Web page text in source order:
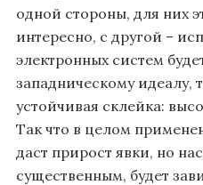
одной стороны, для них
интересно, с другой –
электронных систем
западническому идеалу,
устойчивая склейка:
Так что в целом
даст прирост явки, но
существенным, будет